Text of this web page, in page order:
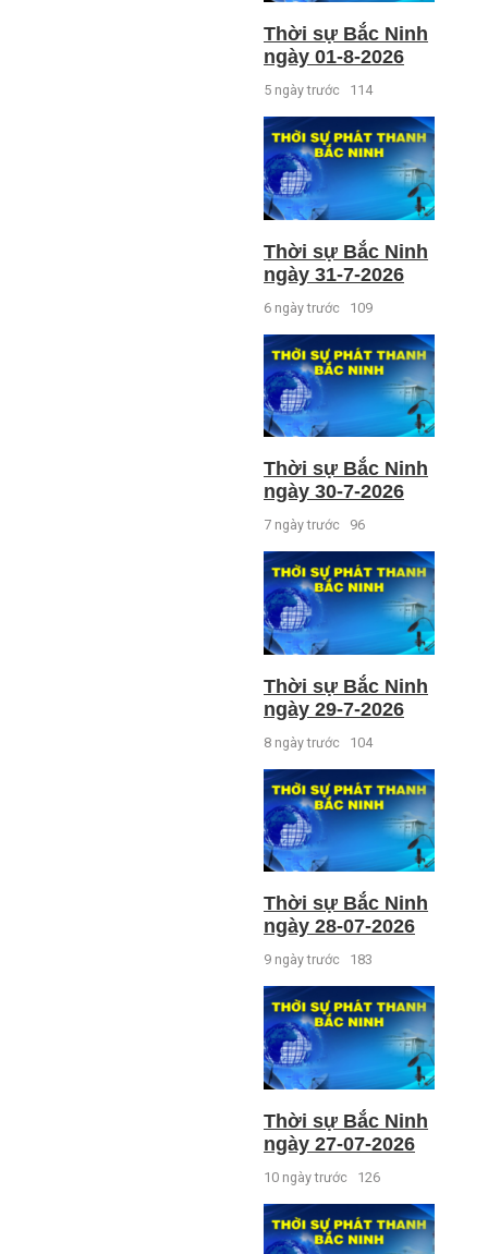
Thời sự Bắc Ninh
ngày 01-8-2026
5 ngày trước 114
Thời sự Bắc Ninh
ngày 31-7-2026
6 ngày trước 109
Thời sự Bắc Ninh
ngày 30-7-2026
7 ngày trước 96
Thời sự Bắc Ninh
ngày 29-7-2026
8 ngày trước 104
Thời sự Bắc Ninh
ngày 28-07-2026
9 ngày trước 183
Thời sự Bắc Ninh
ngày 27-07-2026
10 ngày trước 126